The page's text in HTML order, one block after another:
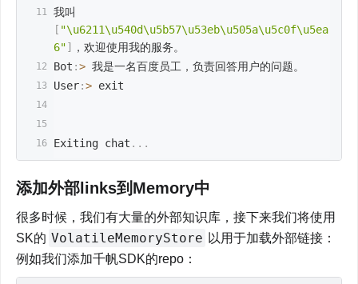
我叫
[ "\u6211\u540d\u5b57\u53eb\u505a\u5c0f\u5ea
6"]
，欢迎使用我的服务。
Bot :> 我是一名百度员工，负责回答用户的问题。
User:> exit
Exiting chat . . .
添加外部links到Memory中
很多时候，我们有大量的外部知识库，接下来我们将使用
SK的 VolatileMemoryStore 以用于加载外部链接：
例如我们添加千帆SDK的repo：